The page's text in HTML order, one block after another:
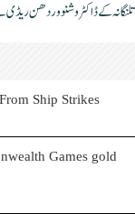
تلنگانہ کے ڈاکٹر وشنو وردھن ریڈی
Ship Strikes
Games gold